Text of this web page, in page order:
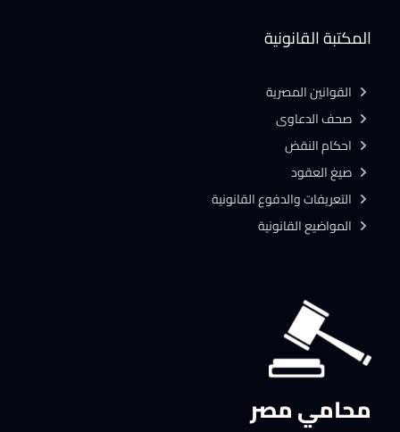
محامي مصر
المكتبة القانونية
القوانين المصرية
صحف الدعاوى
احكام النقض
صيغ العقود
التعريفات والدفوع القانونية
المواضيع القانونية